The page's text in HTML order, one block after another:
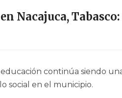
Nacajuca,
continúa siendo
social en el municipio.